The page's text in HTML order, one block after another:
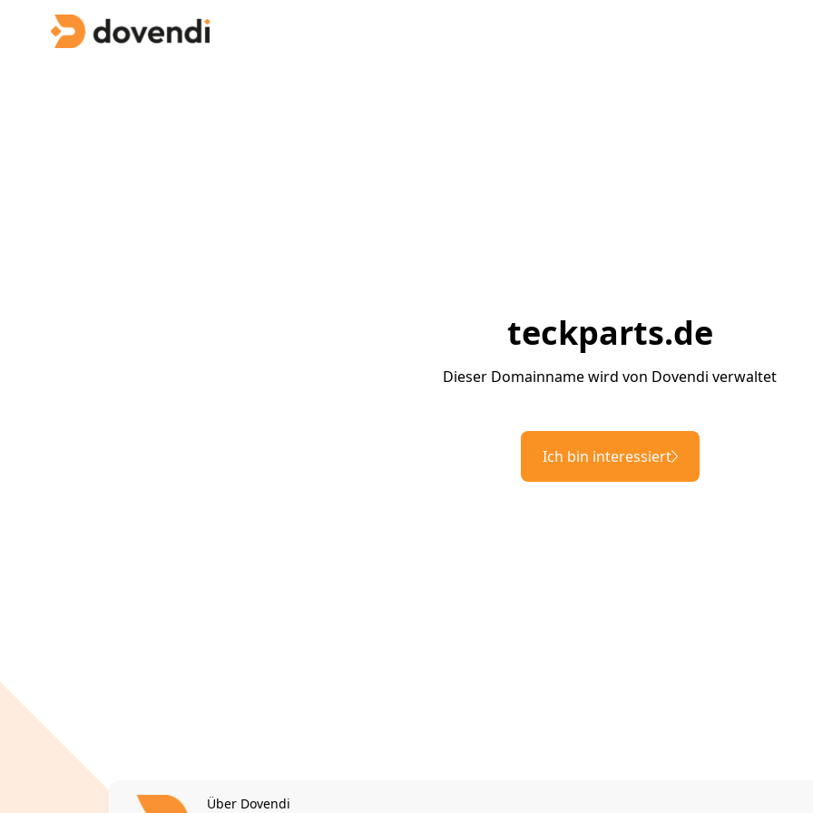
teckparts.de
Dieser Domainname wird von Dovendi verwaltet
Ich bin interessiert
Über Dovendi